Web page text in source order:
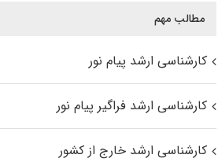
مطالب مهم
کارشناسی ارشد پیام نور
کارشناسی ارشد فراگیر پیام نور
کارشناسی ارشد خارج از کشور